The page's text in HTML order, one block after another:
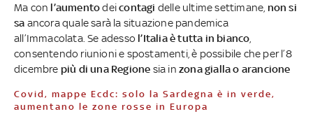
Ma con l’aumentodeicontagi delle ultime settimane, non si
sa ancora quale sarà la situazione pandemica
all’Immacolata. Se adesso l’Italia è tutta in bianco
consentendo riunioni e spostamenti, è possibile che per l’8
dicembre più di una Regione sia inzona gialla o arancione
Covid, mappe Ecdc: solo la Sardegna è in verde,
aumentano le zone rosse in Europa